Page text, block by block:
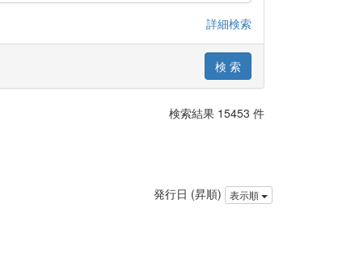
詳細検索
検索結果 15453 件
発行日 (昇順) 表示順